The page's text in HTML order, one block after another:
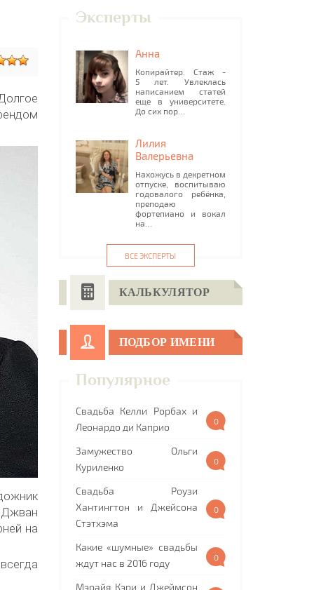
на
Эксперты
Анна
Копирайтер. Стаж -
5 лет. Увлеклась
написанием статей
еще в университете.
До сих пор…
Лилия
Валерьевна
Нахожусь в декретном
отпуске, воспитываю
годовалого ребёнка,
преподаю
фортепиано и вокал
на…
ВСЕ ЭКСПЕРТЫ
КАЛЬКУЛЯТОР
ПОДБОР ИМЕНИ
Популярное
Свадьба Келли Рорбах и
Леонардо ди Каприо
0
Замужество Ольги
Куриленко
0
Свадьба Роузи
Хантингтон и Джейсона
Стэтхэма
0
Какие «шумные» свадьбы
ждут нас в 2016 году
0
Мэрайя Кэри и Джеймсон